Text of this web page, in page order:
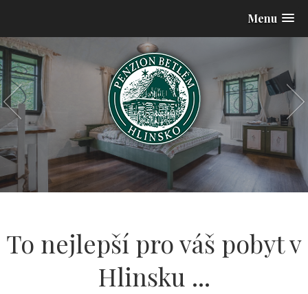
Menu
To nejlepší pro váš pobyt v
Hlinsku ...